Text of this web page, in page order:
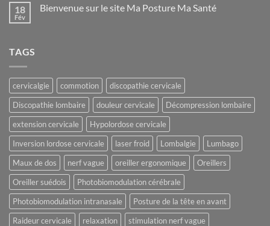
pour
les
La
18
Fév
Bienvenue sur le site Ma Posture Ma Santé
Posture
Ma
Santé
TAGS
cervicalgie commotion
discopathie cervicale
Discopathie lombaire
douleur cervicale
Décompression lombaire
extension cervicale
Hypolordose cervicale
Inversion lordose cervicale
laser froid Lombalgie
Lumbago
Maux de dos
nerf vague oreiller ergonomique
Oreillers
Oreiller suédois
Photobiomodulation cérébrale
Photobiomodulation intranasale
Posture de la tête en avant
Raideur cervicale
relaxation
stimulation nerf vague